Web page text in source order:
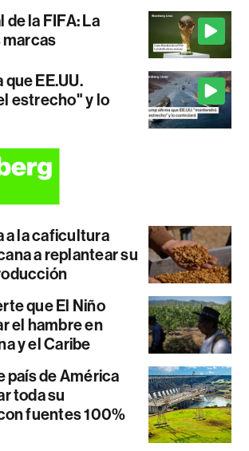
de la FIFA: La
marcas
EE.UU.
estrecho" y lo
a la caficultura
a replantear su
que El Niño
el hambre en
y el Caribe
país de América
toda su
fuentes 100%